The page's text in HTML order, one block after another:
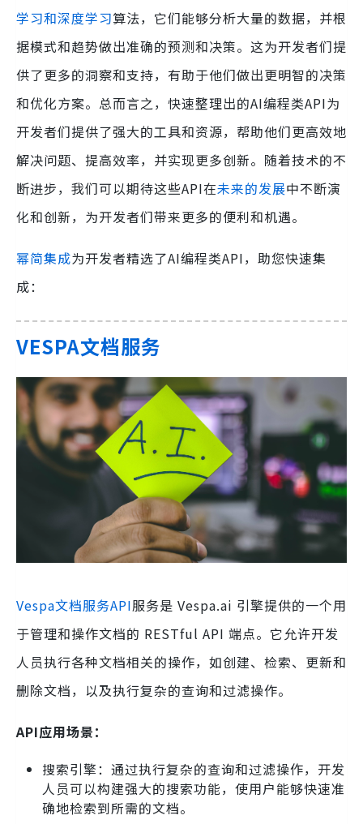
学习和深度学习算法，它们能够分析大量的数据，并根
据模式和趋势做出准确的预测和决策。这为开发者们提
供了更多的洞察和支持，有助于他们做出更明智的决策
和优化方案。总而言之，快速整理出的AI编程类API为
开发者们提供了强大的工具和资源，帮助他们更高效地
解决问题、提高效率，并实现更多创新。随着技术的不
断进步，我们可以期待这些API在未来的发展中不断演
化和创新，为开发者们带来更多的便利和机遇。
幂简集成为开发者精选了AI编程类API，助您快速集
成：
VESPA文档服务
Vespa文档服务API服务是 Vespa.ai 引擎提供的一个用
于管理和操作文档的 RESTful API 端点。它允许开发
人员执行各种文档相关的操作，如创建、检索、更新和
删除文档，以及执行复杂的查询和过滤操作。
API应用场景：
搜索引擎：通过执行复杂的查询和过滤操作，开发
人员可以构建强大的搜索功能，使用户能够快速准
确地检索到所需的文档。